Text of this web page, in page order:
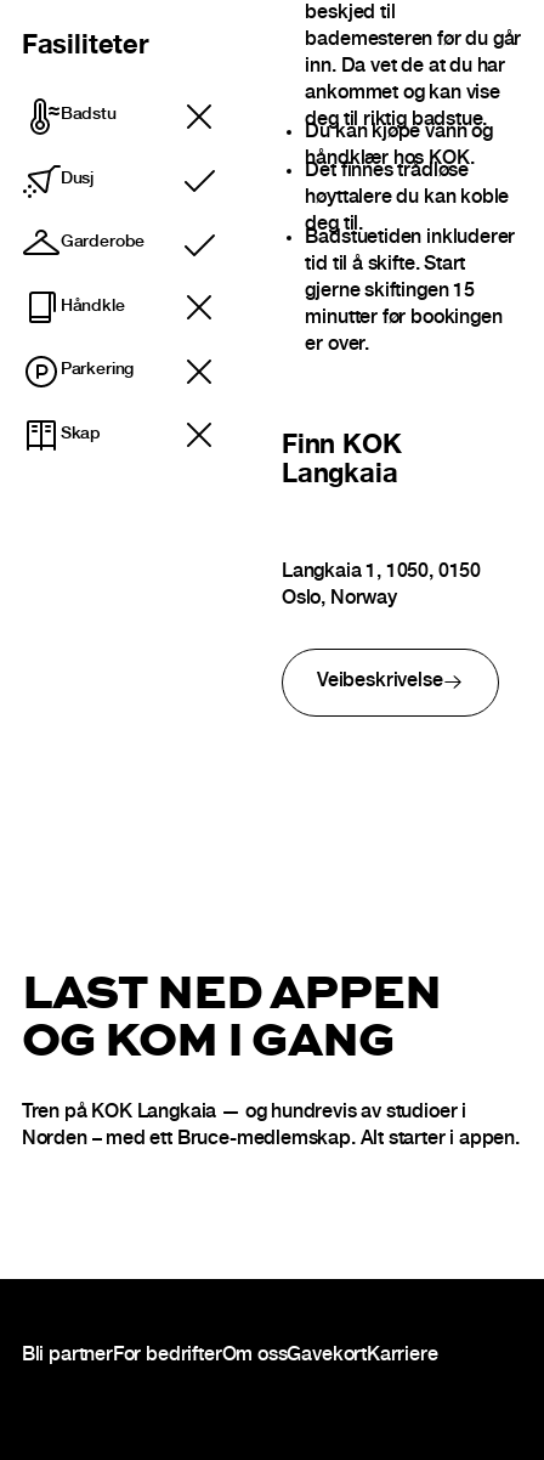
Fasiliteter
Badstu
Dusj
Inkludert
Garderobe
Inkludert
Håndkle
Parkering
Skap
beskjed til
bademesteren før du går
inn. Da vet de at du har
ankommet og kan vise
deg til riktig badstue.
Du kan kjøpe vann og
håndklær hos KOK.
Det finnes trådløse
høyttalere du kan koble
deg til.
Badstuetiden inkluderer
tid til å skifte. Start
gjerne skiftingen 15
minutter før bookingen
er over.
Finn KOK
Langkaia
Langkaia 1, 1050, 0150
Oslo, Norway
Veibeskrivelse
LAST NED APPEN
OG KOM I GANG
Tren på KOK Langkaia — og hundrevis av studioer i
Norden – med ett Bruce-medlemskap. Alt starter i appen.
Bli partnerFor bedrifterOm ossGavekortKarriere